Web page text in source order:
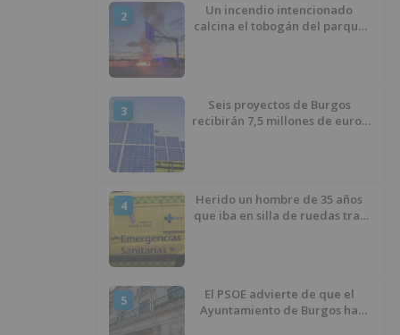
2
Un incendio intencionado
calcina el tobogán del parque
3
Seis proyectos de Burgos
recibirán 7,5 millones de euros
4
Herido un hombre de 35 años
que iba en silla de ruedas tras
5
El PSOE advierte de que el
Ayuntamiento de Burgos ha